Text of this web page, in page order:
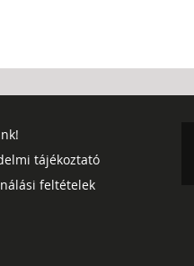
tájékoztató
feltételek